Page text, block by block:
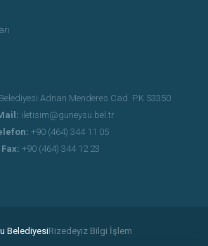
Adnan Menderes Cad. P.K 53350
iletisim@guneysu.bel.tr
+90 (464) 344 11 05
Fax: +90 (464) 344 12 23
BelediyesiRizedeyiz Bilgi İşlem